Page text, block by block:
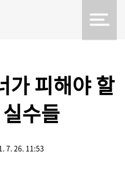
가 피해야 할
수들
7. 26. 11:53